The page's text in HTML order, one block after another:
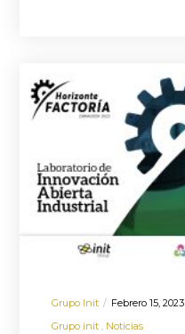
Grupo Init Febrero 15, 2023
Grupo init
Noticias